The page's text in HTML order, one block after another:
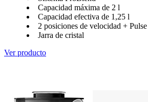
Capacidad máxima de 2 l
Capacidad efectiva de 1,25 l
2 posiciones de velocidad + Pulse
Jarra de cristal
Ver producto